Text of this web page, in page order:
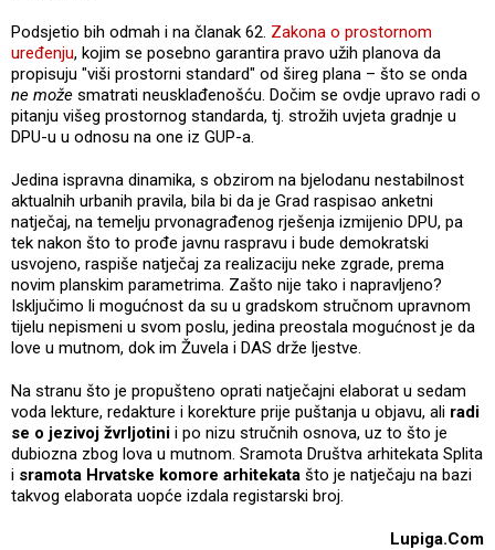
Podsjetio bih odmah i na članak 62. Zakona o prostornom
uređenju, kojim se posebno garantira pravo užih planova da
propisuju "viši prostorni standard" od šireg plana – što se onda
ne može smatrati neusklađenošću. Dočim se ovdje upravo radi o
pitanju višeg prostornog standarda, tj. strožih uvjeta gradnje u
DPU-u u odnosu na one iz GUP-a.
Jedina ispravna dinamika, s obzirom na bjelodanu nestabilnost
aktualnih urbanih pravila, bila bi da je Grad raspisao anketni
natječaj, na temelju prvonagrađenog rješenja izmijenio DPU, pa
tek nakon što to prođe javnu raspravu i bude demokratski
usvojeno, raspiše natječaj za realizaciju neke zgrade, prema
novim planskim parametrima. Zašto nije tako i napravljeno?
Isključimo li mogućnost da su u gradskom stručnom upravnom
tijelu nepismeni u svom poslu, jedina preostala mogućnost je da
love u mutnom, dok im Žuvela i DAS drže ljestve.
Na stranu što je propušteno oprati natječajni elaborat u sedam
voda lekture, redakture i korekture prije puštanja u objavu, ali radi
se o jezivoj žvrljotini i po nizu stručnih osnova, uz to što je
dubiozna zbog lova u mutnom. Sramota Društva arhitekata Splita
i sramota Hrvatske komore arhitekata što je natječaju na bazi
takvog elaborata uopće izdala registarski broj.
Lupiga.Com